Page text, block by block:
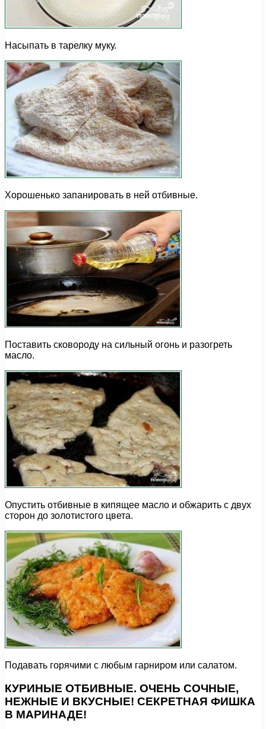
Насыпать в тарелку муку.
Хорошенько запанировать в ней отбивные.
Поставить сковороду на сильный огонь и разогреть
масло.
Опустить отбивные в кипящее масло и обжарить с двух
сторон до золотистого цвета.
Подавать горячими с любым гарниром или салатом.
КУРИНЫЕ ОТБИВНЫЕ. ОЧЕНЬ СОЧНЫЕ,
НЕЖНЫЕ И ВКУСНЫЕ! СЕКРЕТНАЯ ФИШКА
В МАРИНАДЕ!